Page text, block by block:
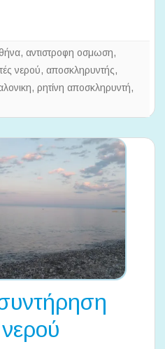
, αντιστροφη οσμωση,
νερού, αποσκληρυντής,
, ρητίνη αποσκληρυντή,